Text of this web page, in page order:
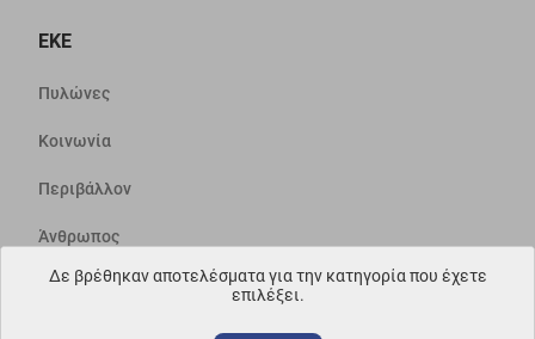
ΕΚΕ
Πυλώνες
Κοινωνία
Περιβάλλον
Άνθρωπος
Απολογισμός Δράσεων
Δε βρέθηκαν αποτελέσματα για την κατηγορία που έχετε
επιλέξει.